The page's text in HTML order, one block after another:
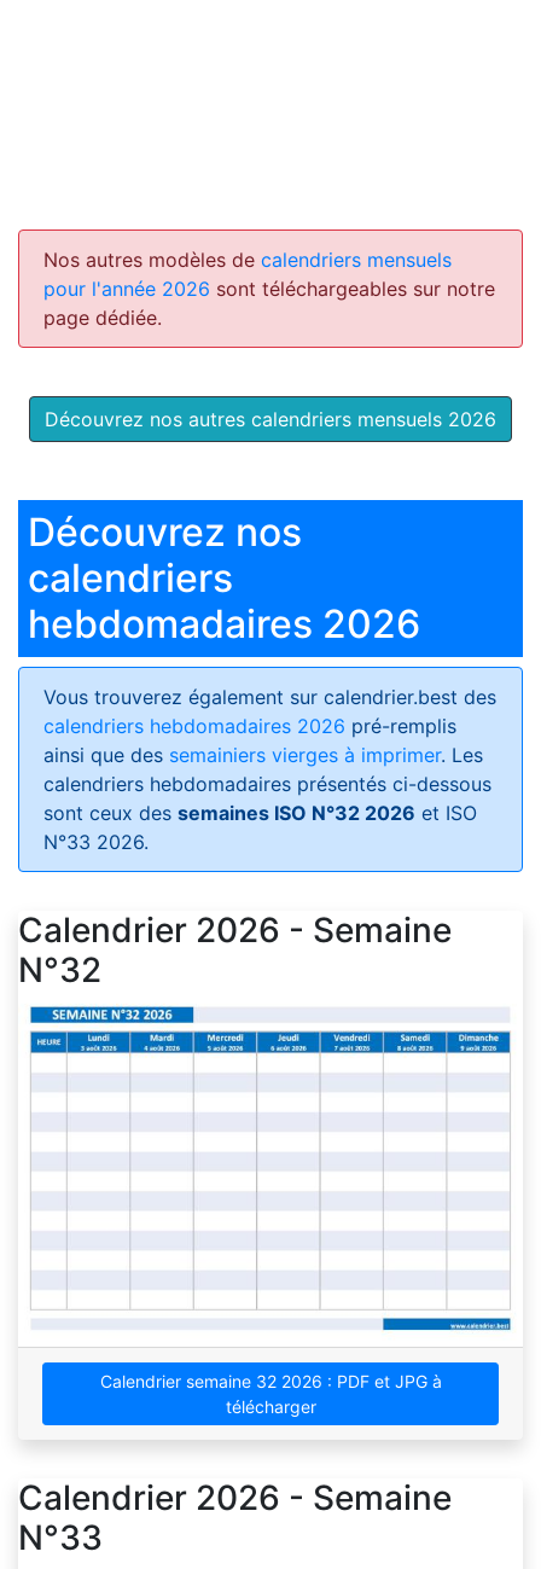
Nos autres modèles de calendriers mensuels
pour l'année 2026 sont téléchargeables sur notre
page dédiée.
Découvrez nos autres calendriers mensuels 2026
Découvrez nos
calendriers
hebdomadaires 2026
Vous trouverez également sur calendrier.best des
calendriers hebdomadaires 2026 pré-remplis
ainsi que des semainiers vierges à imprimer. Les
calendriers hebdomadaires présentés ci-dessous
sont ceux des semaines ISO N°32 2026 et ISO
N°33 2026.
Calendrier 2026 - Semaine
N°32
Calendrier semaine 32 2026 : PDF et JPG à
télécharger
Calendrier 2026 - Semaine
N°33